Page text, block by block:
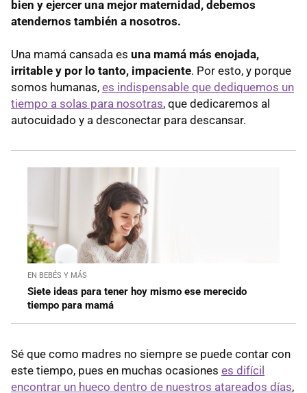
bien y ejercer una mejor maternidad, debemos
atendernos también a nosotros.
Una mamá cansada es una mamá más enojada,
irritable y por lo tanto, impaciente. Por esto, y porque
somos humanas, es indispensable que dediquemos un
tiempo a solas para nosotras, que dedicaremos al
autocuidado y a desconectar para descansar.
EN BEBÉS Y MÁS
Siete ideas para tener hoy mismo ese merecido
tiempo para mamá
Sé que como madres no siempre se puede contar con
este tiempo, pues en muchas ocasiones es difícil
encontrar un hueco dentro de nuestros atareados días,